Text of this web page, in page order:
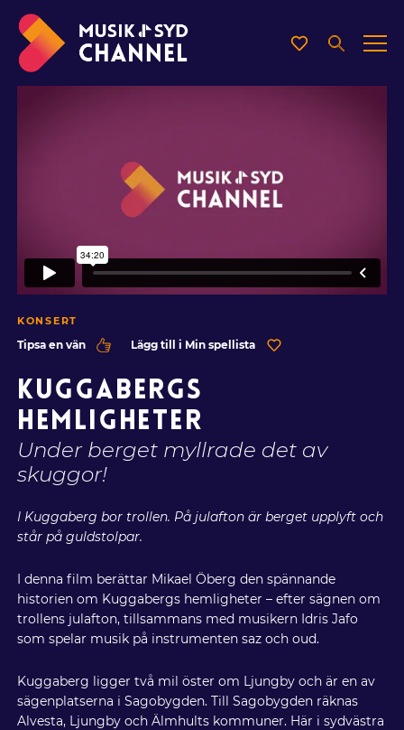
KONSERT
Tipsa en vän Lägg till i Min spellista
KUGGABERGS
HEMLIGHETER
Under berget myllrade det av
skuggor!
I Kuggaberg bor trollen. På julafton är berget upplyft och
står på guldstolpar.
I denna film berättar Mikael Öberg den spännande
historien om Kuggabergs hemligheter – efter sägnen om
trollens julafton, tillsammans med musikern Idris Jafo
som spelar musik på instrumenten saz och oud.
Kuggaberg ligger två mil öster om Ljungby och är en av
sägenplatserna i Sagobygden. Till Sagobygden räknas
Alvesta, Ljungby och Älmhults kommuner. Här i sydvästra